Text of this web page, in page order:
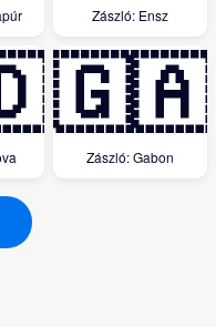
Zászló: Ensz
🇬🇦
Zászló: Gabon